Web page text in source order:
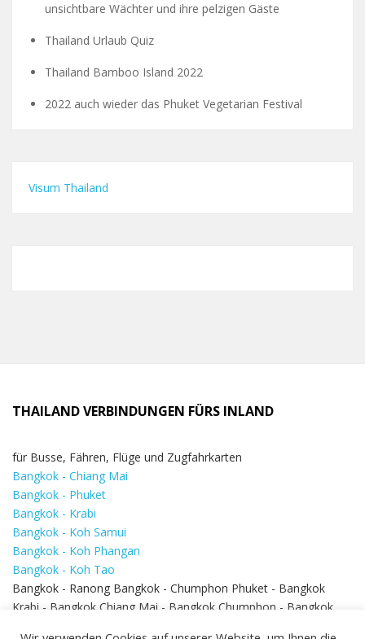
unsichtbare Wächter und ihre pelzigen Gäste
Thailand Urlaub Quiz
Thailand Bamboo Island 2022
2022 auch wieder das Phuket Vegetarian Festival
Visum Thailand
THAILAND VERBINDUNGEN FÜRS INLAND
für Busse, Fähren, Flüge und Zugfahrkarten
Bangkok - Chiang Mai
Bangkok - Phuket
Bangkok - Krabi
Bangkok - Koh Samui
Bangkok - Koh Phangan
Bangkok - Koh Tao
Bangkok - Ranong Bangkok - Chumphon Phuket - Bangkok
Krabi - Bangkok Chiang Mai - Bangkok Chumphon - Bangkok